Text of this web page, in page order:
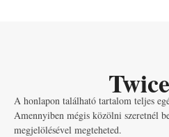
A honlapon található tartalom teljes
Amennyiben mégis közölni szeretnél
megjelölésével megteheted.